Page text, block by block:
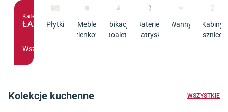
Kategoria
ŁAZIENKA
Wszystko
Płytki
Meble
łazienkowe
Ubikacje
i toalety
Baterie i
natryski
Wanny
Kabiny
Kolekcje kuchenne WSZYSTKIE